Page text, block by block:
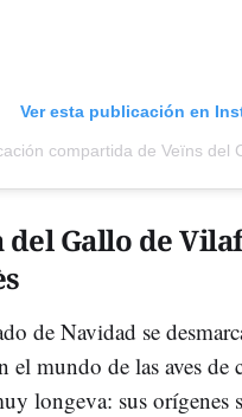
Ver esta publicación en
del Gallo de
de Navidad se
el mundo de las aves de
longeva: sus orígenes